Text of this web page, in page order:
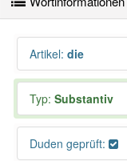
Artikel: die
Typ: Substantiv
Duden geprüft: